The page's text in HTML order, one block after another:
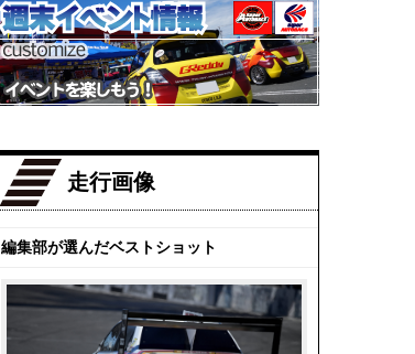
走行画像
編集部が選んだベストショット